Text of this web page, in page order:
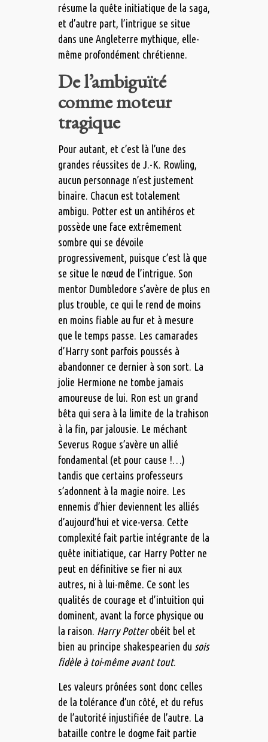
résume la quête initiatique de la saga,
et d’autre part, l’intrigue se situe
dans une Angleterre mythique, elle-
même profondément chrétienne.
De l’ambiguïté
comme moteur
tragique
Pour autant, et c’est là l’une des
grandes réussites de J.-K. Rowling,
aucun personnage n’est justement
binaire. Chacun est totalement
ambigu. Potter est un antihéros et
possède une face extrêmement
sombre qui se dévoile
progressivement, puisque c’est là que
se situe le nœud de l’intrigue. Son
mentor Dumbledore s’avère de plus en
plus trouble, ce qui le rend de moins
en moins fiable au fur et à mesure
que le temps passe. Les camarades
d’Harry sont parfois poussés à
abandonner ce dernier à son sort. La
jolie Hermione ne tombe jamais
amoureuse de lui. Ron est un grand
bêta qui sera à la limite de la trahison
à la fin, par jalousie. Le méchant
Severus Rogue s’avère un allié
fondamental (et pour cause !…)
tandis que certains professeurs
s’adonnent à la magie noire. Les
ennemis d’hier deviennent les alliés
d’aujourd’hui et vice-versa. Cette
complexité fait partie intégrante de la
quête initiatique, car Harry Potter ne
peut en définitive se fier ni aux
autres, ni à lui-même. Ce sont les
qualités de courage et d’intuition qui
dominent, avant la force physique ou
la raison. Harry Potterobéit bel et
bien au principe shakespearien du sois
fidèle à toi-même avant tout.
Les valeurs prônées sont donc celles
de la tolérance d’un côté, et du refus
de l’autorité injustifiée de l’autre. La
bataille contre le dogme fait partie